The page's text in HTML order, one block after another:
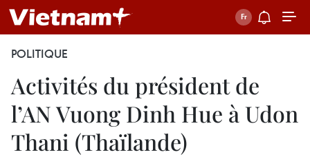
POLITIQUE
Activités du président de
l’AN Vuong Dinh Hue à Udon
Thani (Thaïlande)